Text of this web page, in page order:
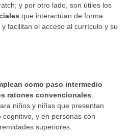
y por otro lado, son útiles los
que interactúan de forma
facilitan el acceso al currículo y su
como paso intermedio
ratones convencionales
niños y niñas que presentan
y en personas con
superiores.